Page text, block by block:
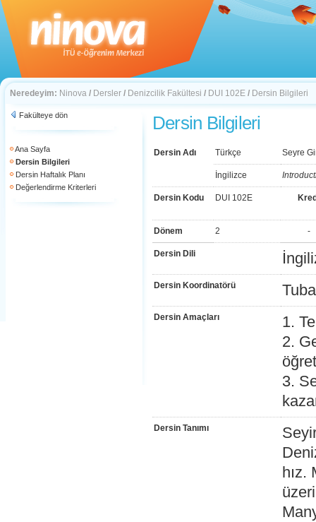
Neredeyim: Ninova / Dersler / Denizcilik Fakültesi / DUI 102E / Dersin Bilgileri
Fakülteye dön
Ana Sayfa
Dersin Bilgileri
Dersin Haftalık Planı
Değerlendirme Kriterleri
Dersin Bilgileri
Dersin Adı Türkçe Seyre
İngilizce
Dersin Kodu DUI 102E
Dönem 2 -
Dersin Dili
Dersin Koordinatörü
Dersin Amaçları
1.
2.
3.
Dersin Tanımı
hız.